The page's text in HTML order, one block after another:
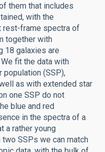
them that includes
with the
rest-frame spectra of
together with
18 galaxies are
fit the data with
(SSP),
as with extended star
one SSP do not
blue and red
in the spectra of a
a rather young
SSPs we can match